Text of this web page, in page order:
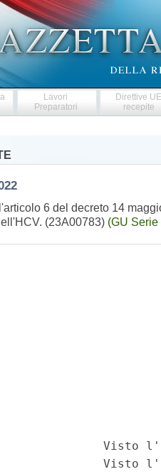
Lavori
Preparatori
Direttive
recepite
6 del decreto 14
(23A00783) (GU